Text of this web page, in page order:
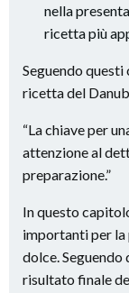
nella
ricetta più
Seguendo
ricetta del
“La chiave per
attenzione al
preparazione.”
In questo
importanti per la
dolce.
risultato finale